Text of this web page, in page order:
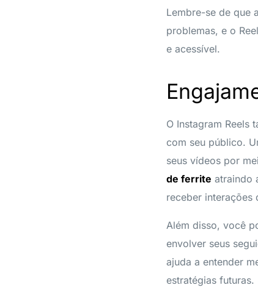
Lembre-se de que
problemas, e o
e acessível.
O Instagram Reels
com seu público.
seus vídeos por
de ferrite atraindo
receber interações
Além disso, você
envolver seus
ajuda a entender
estratégias futuras.